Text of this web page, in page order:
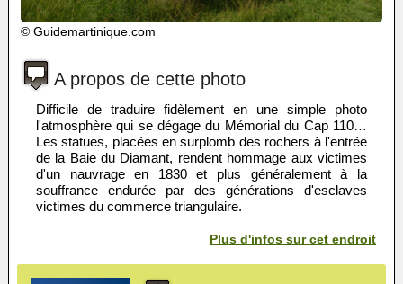
© Guidemartinique.com
A propos de cette photo
Difficile de traduire fidèlement en une simple photo
l'atmosphère qui se dégage du Mémorial du Cap 110…
Les statues, placées en surplomb des rochers à l'entrée
de la Baie du Diamant, rendent hommage aux victimes
d'un nauvrage en 1830 et plus généralement à la
souffrance endurée par des générations d'esclaves
victimes du commerce triangulaire.
Plus d'infos sur cet endroit